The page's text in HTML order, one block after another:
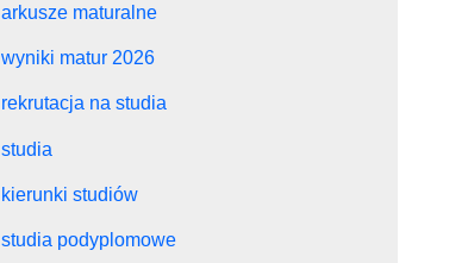
arkusze maturalne
wyniki matur 2026
rekrutacja na studia
studia
kierunki studiów
studia podyplomowe